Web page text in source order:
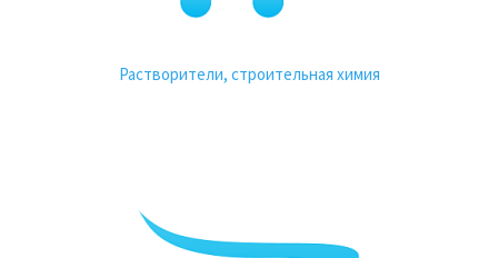
Растворители, строительная химия